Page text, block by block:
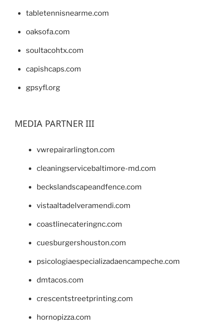
tabletennisnearme.com
oaksofa.com
soultacohtx.com
capishcaps.com
gpsyfl.org
MEDIA PARTNER III
vwrepairarlington.com
cleaningservicebaltimore-md.com
beckslandscapeandfence.com
vistaaltadelveramendi.com
coastlinecateringnc.com
cuesburgershouston.com
psicologiaespecializadaencampeche.com
dmtacos.com
crescentstreetprinting.com
hornopizza.com